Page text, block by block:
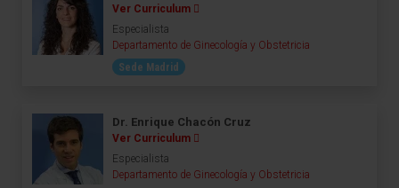
Ver Curriculum
Especialista
Departamento de Ginecología y Obstetricia
Sede Madrid
Dr. Enrique Chacón Cruz
Ver Curriculum
Especialista
Departamento de Ginecología y Obstetricia